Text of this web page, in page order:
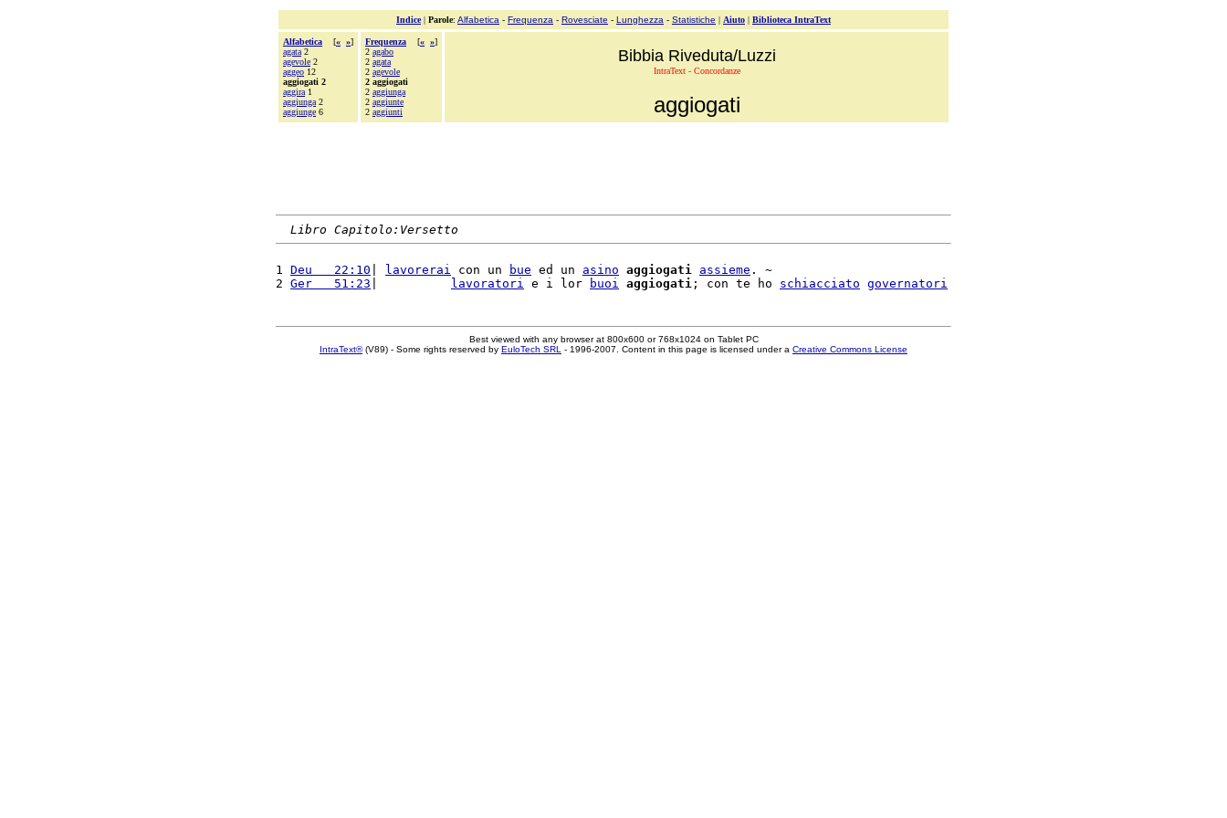
Indice| Parole: Alfabetica - Frequenza - Rovesciate - Lunghezza - Statistiche | Aiuto | Biblioteca IntraText
Alfabetica [« »]
agata 2
agevole 2
aggeo 12
aggiogati 2
aggira 1
aggiunga 2
aggiunge 6
Frequenza [« »]
2 agabo
2 agata
2 agevole
2 aggiogati
2 aggiunga
2 aggiunte
2 aggiunti
Bibbia Riveduta/Luzzi
IntraText - Concordanze
aggiogati
Libro Capitolo:Versetto
1 Deu   22:10 lavorerai con un bue ed un asino aggiogati assieme . ~
2 Ger   51:23 lavoratori e i lor buoi aggiogati ; con te ho schiacciato governatori
Best viewed with any browser at 800x600 or 768x1024 on Tablet PC
IntraText®(V89) - Some rights reserved by EuloTech SRL - 1996-2007. Content in this page is licensed under a Creative Commons License